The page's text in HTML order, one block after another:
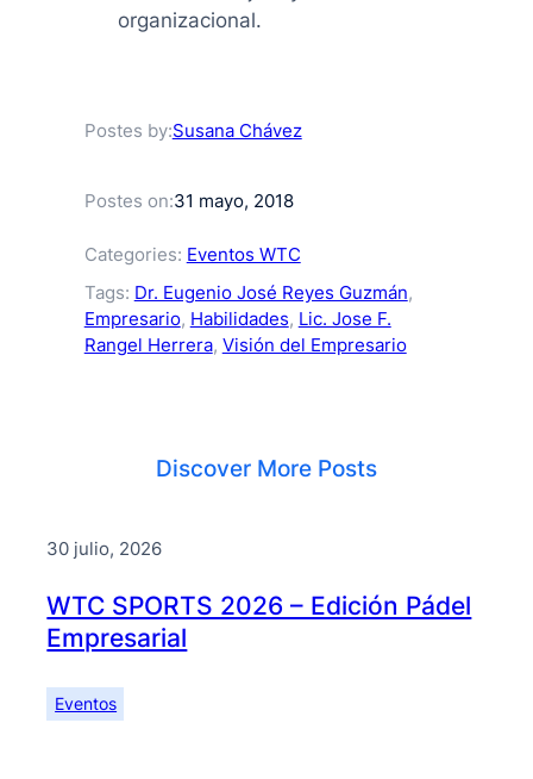
organizacional.
Postes by:Susana Chávez
Postes on:31 mayo, 2018
Categories: Eventos WTC
Tags: Dr. Eugenio José Reyes Guzmán
Empresario, Habilidades, Lic. Jose F.
Rangel Herrera, Visión del Empresario
Discover More Posts
30 julio, 2026
WTC SPORTS 2026 – Edición Pádel
Empresarial
Eventos